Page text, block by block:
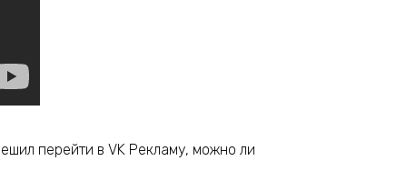
перейти в VK Рекламу, можно ли